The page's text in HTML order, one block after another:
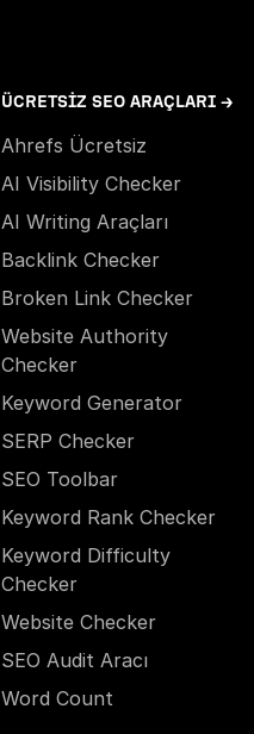
ÜCRETSIZ SEO ARAÇLARI →
Ahrefs Ücretsiz
AI Visibility Checker
AI Writing Araçları
Backlink Checker
Broken Link Checker
Website Authority
Checker
Keyword Generator
SERP Checker
SEO Toolbar
Keyword Rank Checker
Keyword Difficulty
Checker
Website Checker
SEO Audit Aracı
Word Count